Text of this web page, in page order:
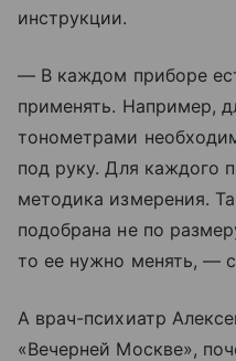
инструкции.
— В каждом приборе
применять. Например,
тонометрами
под руку. Для каждого
методика измерения.
подобрана не по
то ее нужно менять, —
А врач-психиатр
«Вечерней Москве»,